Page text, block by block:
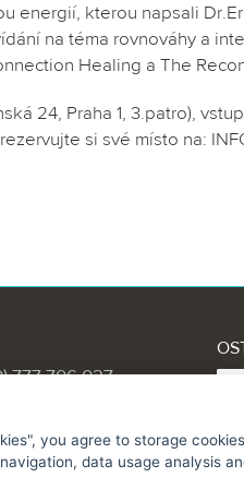
energií, kterou napsali
na téma rovnováhy a
Healing a The
24, Praha 1, 3.patro),
si své místo na:
777 706 027
svuj-zivot.cz
you agree to storage
data usage analysis